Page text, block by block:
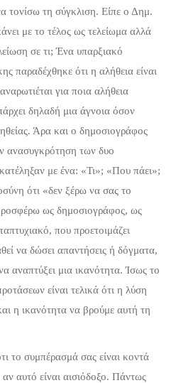
τονίσω τη σύγκλιση. Είπε ο Δημ.
με το τέλος ως τελείωμα αλλά
σε τι; Ένα υπαρξιακό
παραδέχθηκε ότι η αλήθεια είναι
για ποια αλήθεια
δηλαδή μια άγνοια όσον
Άρα και ο δημοσιογράφος
ανασυγκρότηση των δυο
με ένα: «Τι»; «Που πάει»;
ότι «δεν ξέρω να σας το
ως δημοσιογράφος, ως
που προετοιμάζει
να δώσει απαντήσεις ή δόγματα,
αναπτύξει μια ικανότητα. Ίσως το
είναι τελικά ότι η λύση
η ικανότητα να βρούμε αυτή τη
το συμπέρασμά σας είναι κοντά
αυτό είναι αισιόδοξο. Πάντως